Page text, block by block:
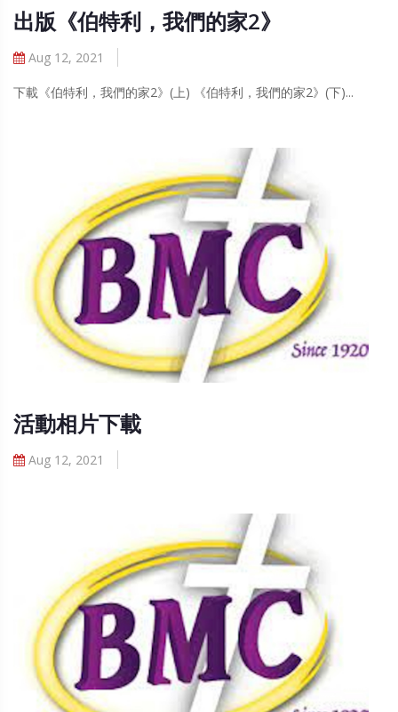
出版《伯特利，我們的家2》
Aug 12, 2021
下載《伯特利，我們的家2》(上) 《伯特利，我們的家2》(下)...
活動相片下載
Aug 12, 2021